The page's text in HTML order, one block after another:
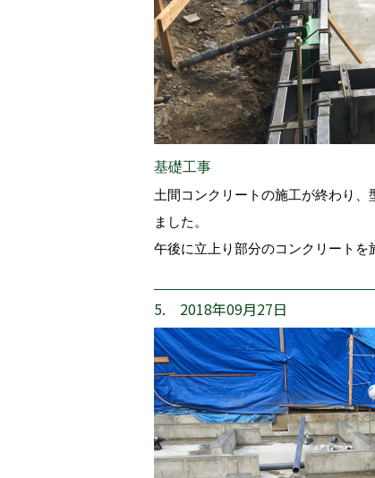
基礎工事
土間コンクリートの施工が終わり
ました。
午後に立上り部分のコンクリートを
5. 2018年09月27日